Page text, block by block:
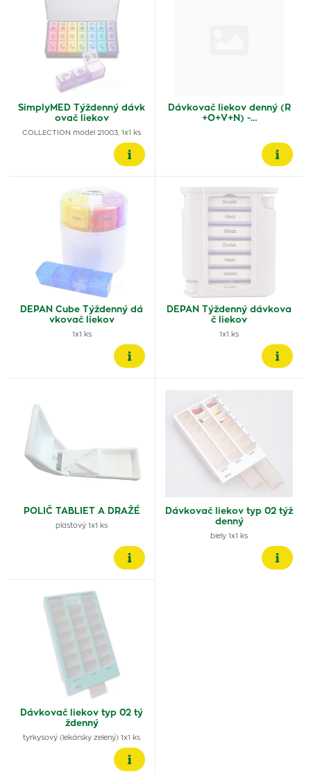
SimplyMED Týždenný dávk
ovač liekov
COLLECTION model 21003, 1x1 ks
Dávkovač liekov denný (R
+O+V+N) -…
DEPAN Cube Týždenný dá
vkovač liekov
1x1 ks
DEPAN Týždenný dávkova
č liekov
1x1 ks
POLIČ TABLIET A DRAŽÉ
plastový 1x1 ks
Dávkovač liekov typ 02 týž
denný
biely 1x1 ks
Dávkovač liekov typ 02 tý
ždenný
tyrkysový (lekársky zelený) 1x1 ks